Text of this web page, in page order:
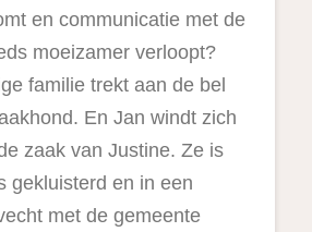
en communicatie met de
moeizamer verloopt?
familie trekt aan de bel
En Jan windt zich
zaak van Justine. Ze is
gekluisterd en in een
met de gemeente